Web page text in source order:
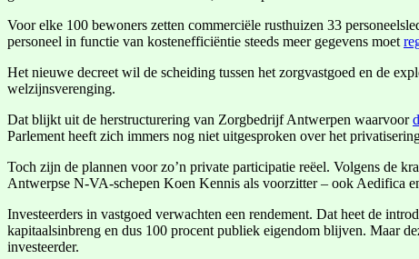
Voor elke 100 bewoners zetten commerciële rusthuizen 33
personeel in functie van kostenefficiëntie steeds meer gegevens moet
Het nieuwe decreet wil de scheiding tussen het zorgvastgoed en de
welzijnsverenging.
Dat blijkt uit de herstructurering van Zorgbedrijf Antwerpen waarvoor
Parlement heeft zich immers nog niet uitgesproken over het
Toch zijn de plannen voor zo’n private participatie reëel. Volgens de
Antwerpse N-VA-schepen Koen Kennis als voorzitter – ook Aedifica
Investeerders in vastgoed verwachten een rendement. Dat heet de
kapitaalsinbreng en dus 100 procent publiek eigendom blijven. Maar
investeerder.